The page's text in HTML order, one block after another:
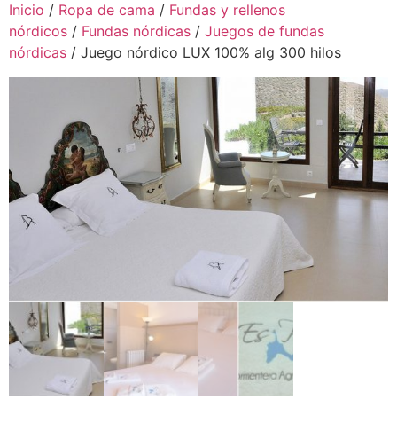
Inicio / Ropa de cama / Fundas y rellenos
nórdicos / Fundas nórdicas / Juegos de fundas
nórdicas / Juego nórdico LUX 100% alg 300 hilos